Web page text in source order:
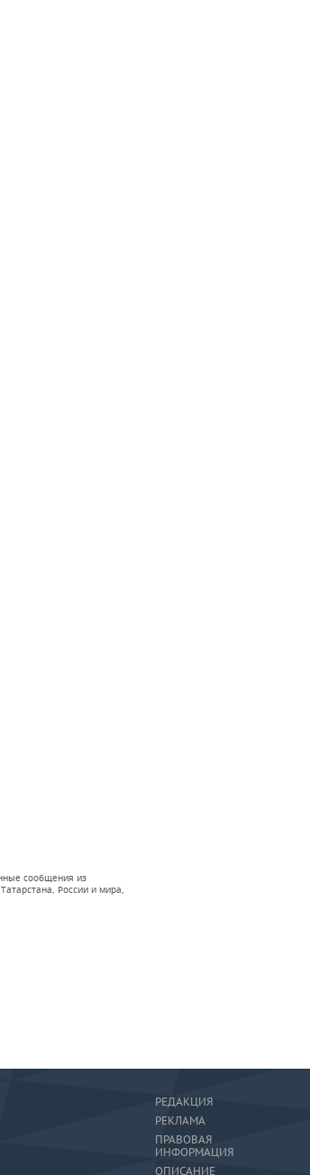
сообщения из
России и мира,
РЕДАКЦИЯ
РЕКЛАМА
ПРАВОВАЯ
ИНФОРМАЦИЯ
ОПИСАНИЕ